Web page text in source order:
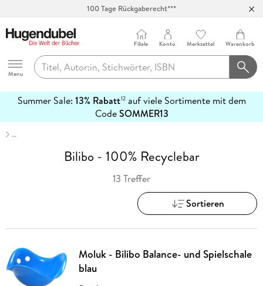
100 Tage Rückgaberecht***
Hugendubel
Menu
Filiale Konto Merkzettel Warenkorb
Summer Sale: 13% Rabatt12auf viele Sortimente mit dem
CodeSOMMER13
erfahren
…
Bilibo - 100% Recyclebar
13 Treffer
Sortieren
Moluk - Bilibo Balance- und Spielschale
blau